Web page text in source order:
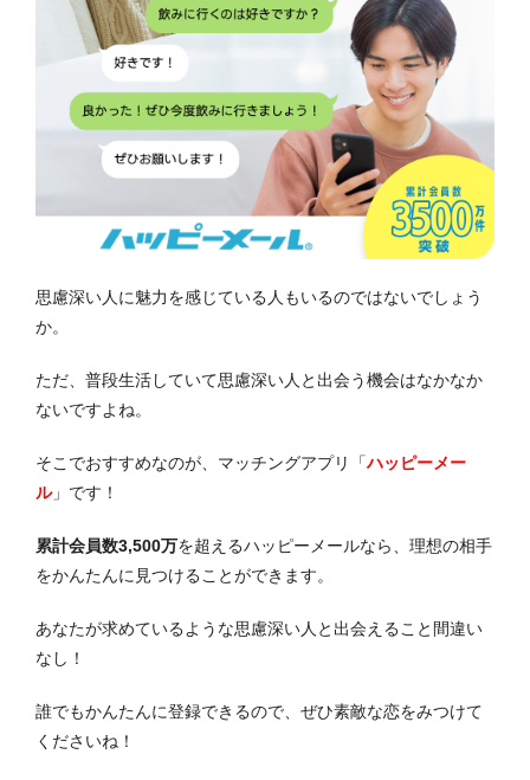
思慮深い人に魅力を感じている人もいるのではないでしょう
か。
ただ、普段生活していて思慮深い人と出会う機会はなかなか
ないですよね。
そこでおすすめなのが、マッチングアプリ「ハッピーメー
ル」です！
累計会員数3,500万を超えるハッピーメールなら、理想の相手
をかんたんに見つけることができます。
あなたが求めているような思慮深い人と出会えること間違い
なし！
誰でもかんたんに登録できるので、ぜひ素敵な恋をみつけて
くださいね！